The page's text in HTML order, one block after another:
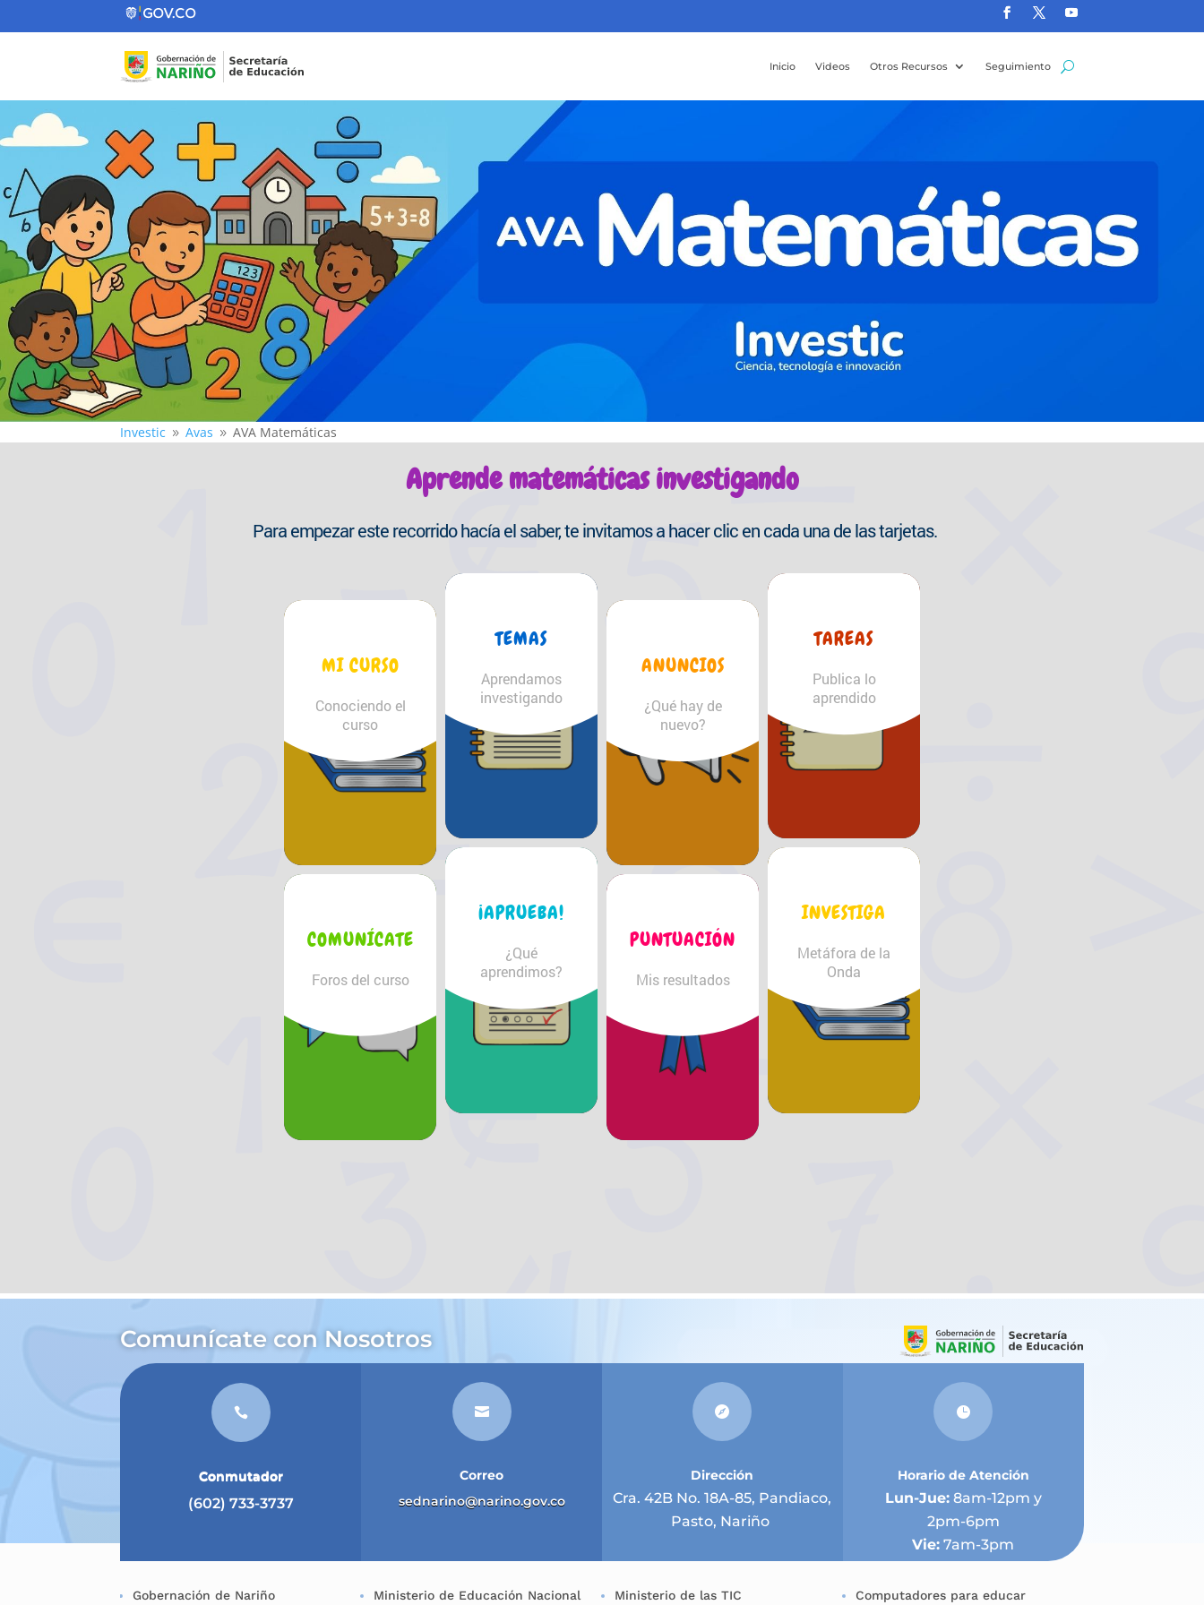
Inicio Videos Otros Recursos Seguimiento
Investic 9 Avas 9 AVA Matemáticas
Comunícate con Nosotros

Conmutador
(602) 733-3737

Correo
sednarino@narino.gov.co

Dirección
Cra. 42B No. 18A-85, Pandiaco,
Pasto, Nariño

Horario de Atención
Lun-Jue:8am-12pm y
2pm-6pm
Vie: 7am-3pm
Gobernación de Nariño Ministerio de Educación Nacional Ministerio de las TIC Computadores para educar